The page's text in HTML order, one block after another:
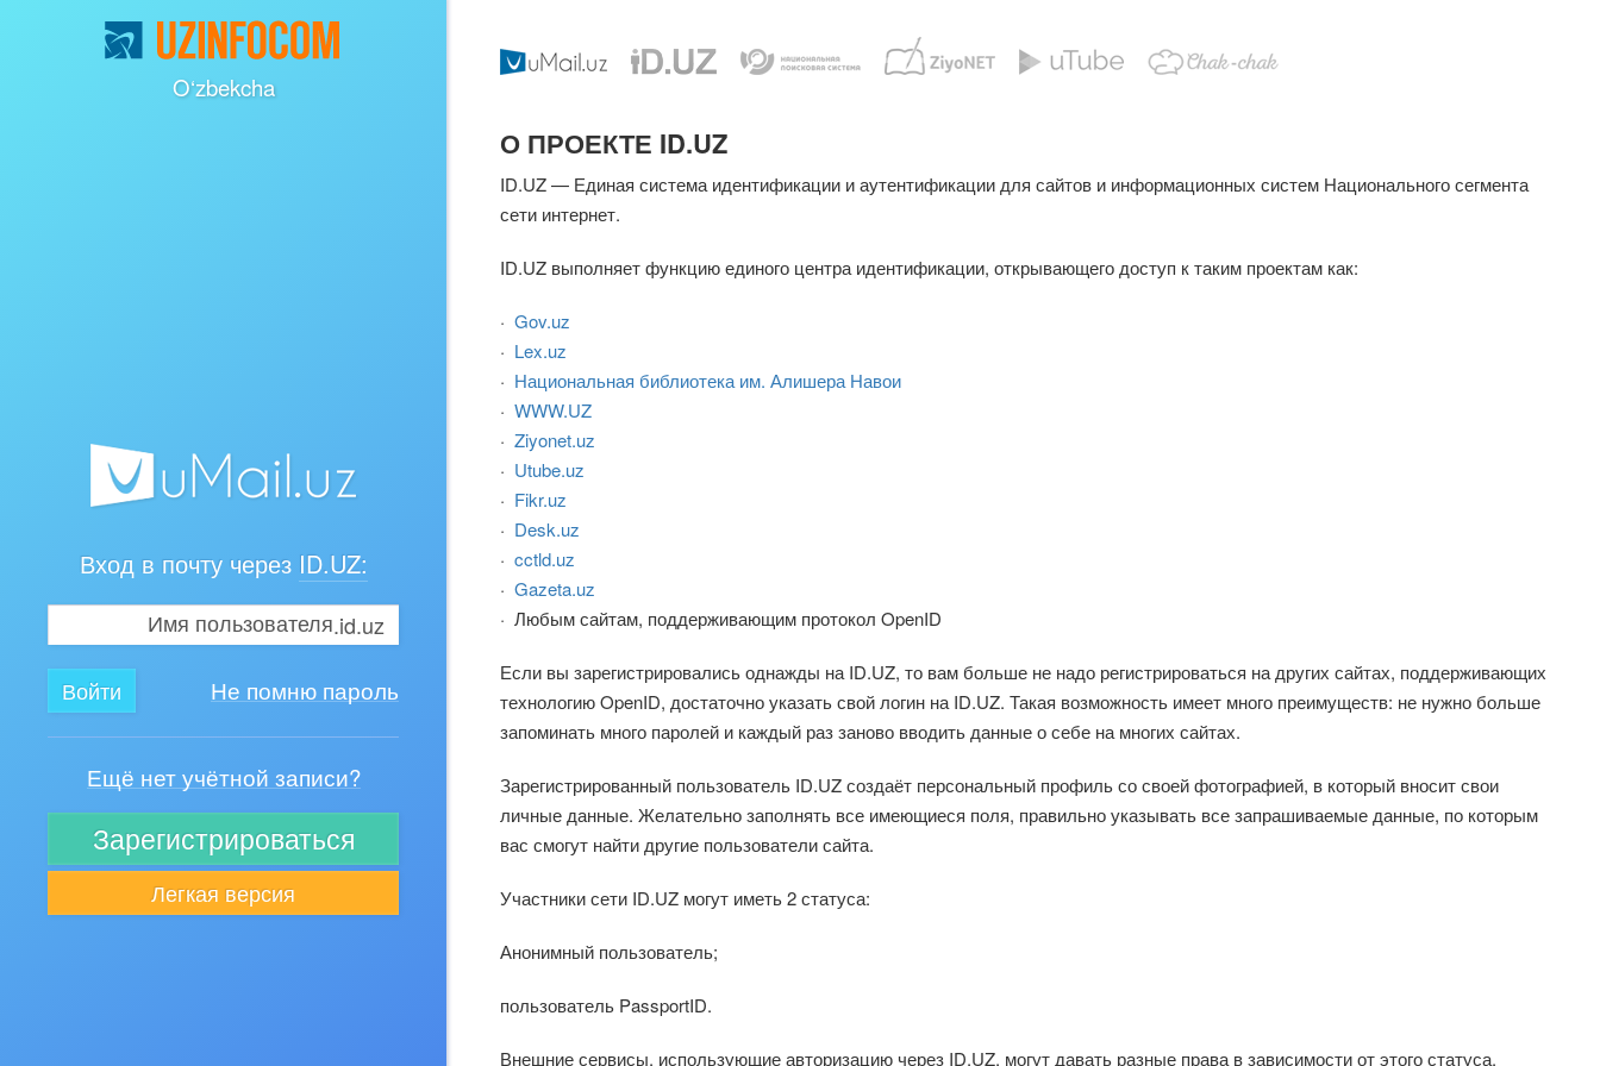
O‘zbekcha
Вход в почту через ID.UZ:
.id.uz
Не помню пароль
Ещё нет учётной записи?
Зарегистрироваться
Легкая версия
О ПРОЕКТЕ ID.UZ
ID.UZ — Единая система идентификации и аутентификации для сайтов и информационных систем Национального сегмента
сети интернет.
ID.UZ выполняет функцию единого центра идентификации, открывающего доступ к таким проектам как:
· Gov.uz
· Lex.uz
· Национальная библиотека им. Алишера Навои
· WWW.UZ
· Ziyonet.uz
· Utube.uz
· Fikr.uz
· Desk.uz
· cctld.uz
· Gazeta.uz
· Любым сайтам, поддерживающим протокол OpenID
Если вы зарегистрировались однажды на ID.UZ, то вам больше не надо регистрироваться на других сайтах, поддерживающих
технологию OpenID, достаточно указать свой логин на ID.UZ. Такая возможность имеет много преимуществ: не нужно больше
запоминать много паролей и каждый раз заново вводить данные о себе на многих сайтах.
Зарегистрированный пользователь ID.UZ создаёт персональный профиль со своей фотографией, в который вносит свои
личные данные. Желательно заполнять все имеющиеся поля, правильно указывать все запрашиваемые данные, по которым
вас смогут найти другие пользователи сайта.
Участники сети ID.UZ могут иметь 2 статуса:
Анонимный пользователь;
пользователь PassportID.
Внешние сервисы, использующие авторизацию через ID.UZ, могут давать разные права в зависимости от этого статуса.